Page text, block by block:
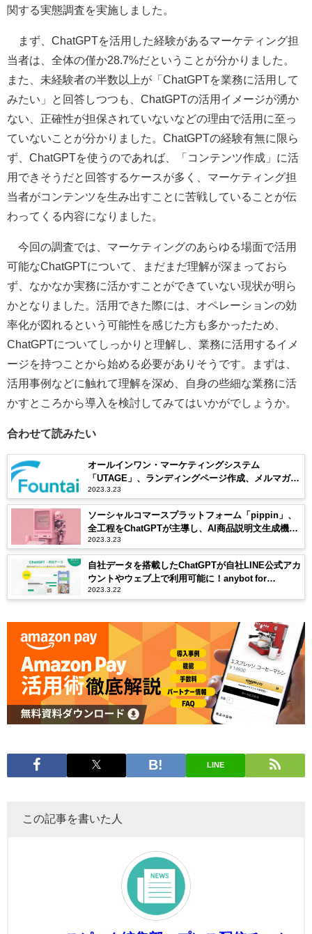
関する実態調査を実施しました。
まず、ChatGPTを活用した経験があるマーケティング担
当者は、全体の僅か28.7%だということが分かりました。
また、未経験者の半数以上が「ChatGPTを業務に活用して
みたい」と回答しつつも、ChatGPTの活用イメージが湧か
ない、正確性が担保されていないなどの理由で活用に至っ
ていないことが分かりました。ChatGPTの経験有無に限ら
ず、ChatGPTを使うのであれば、「コンテンツ作成」に活
用できそうだと回答するケースが多く、マーケティング担
当者がコンテンツを生み出すことに苦戦していることが伝
わってくる内容になりました。
今回の調査では、マーケティングのあらゆる場面で活用
可能なChatGPTについて、まだまだ理解が深まっておら
ず、なかなか実務に活かすことができていない現状が明ら
かとなりました。活用できた際には、オペレーションの効
率化が図れるという可能性を感じた方も多かったため、
ChatGPTについてしっかりと理解し、業務に活用するイメ
ージを持つことから始める必要がありそうです。まずは、
活用事例などに触れて理解を深め、自身の些細な業務に活
かすところから導入を検討してみてはいかがでしょうか。
合わせて読みたい
オールインワン・マーケティングシステム
「UTAGE」、ランディングページ作成、メルマガ・
LINE配信を支援するChatGPT搭載のAIアシスト機能
を提供開始
2023.3.23
ソーシャルコマースプラットフォーム「pippin」、
全工程をChatGPTが主導し、AI商品説明文生成機能
を2.5日間で実現
2023.3.23
自社データを搭載したChatGPTが自社LINE公式アカ
ウントやウェブ上で利用可能に！anybot for
ChatGPTを公開
2023.3.22
LINE
この記事を書いた人